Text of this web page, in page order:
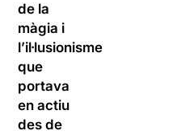
de la
màgia i
l’il·lusionisme
que
portava
en actiu
des de